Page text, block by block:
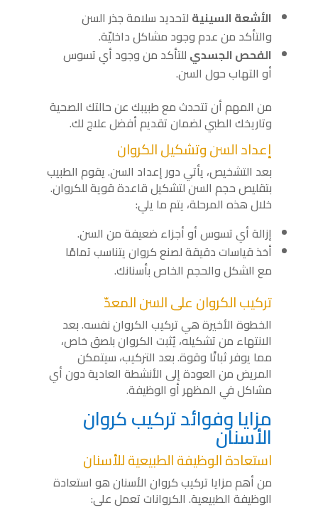
الأشعة السينية لتحديد سلامة جذر السن
والتأكد من عدم وجود مشاكل داخليّة.
الفحص الجسدي للتأكد من وجود أي تسوس
أو التهاب حول السن.
من المهم أن تتحدث مع طبيبك عن حالتك الصحية
وتاريخك الطبي لضمان تقديم أفضل علاج لك.
إعداد السن وتشكيل الكروان
بعد التشخيص، يأتي دور إعداد السن. يقوم الطبيب
بتقليص حجم السن لتشكيل قاعدة قوية للكروان.
خلال هذه المرحلة، يتم ما يلي:
إزالة أي تسوس أو أجزاء ضعيفة من السن.
أخذ قياسات دقيقة لصنع كروان يتناسب تمامًا
مع الشكل والحجم الخاص بأسنانك.
تركيب الكروان على السن المعدّ
الخطوة الأخيرة هي تركيب الكروان نفسه. بعد
الانتهاء من تشكيله، يُثبت الكروان بلصق خاص،
مما يوفر ثباتًا وقوة. بعد التركيب، سيتمكن
المريض من العودة إلى الأنشطة العادية دون أي
مشاكل في المظهر أو الوظيفة.
مزايا وفوائد تركيب كروان
الأسنان
استعادة الوظيفة الطبيعية للأسنان
من أهم مزايا تركيب كروان الأسنان هو استعادة
الوظيفة الطبيعية. الكروانات تعمل على: